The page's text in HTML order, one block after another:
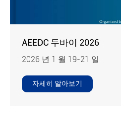
AEEDC 두바이 2026
2026 년 1 월 19-21 일
자세히 알아보기